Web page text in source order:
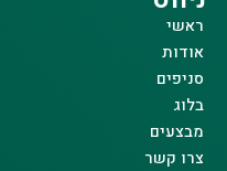
ראשי
אודות
סניפים
בלוג
מבצעים
צרו קשר